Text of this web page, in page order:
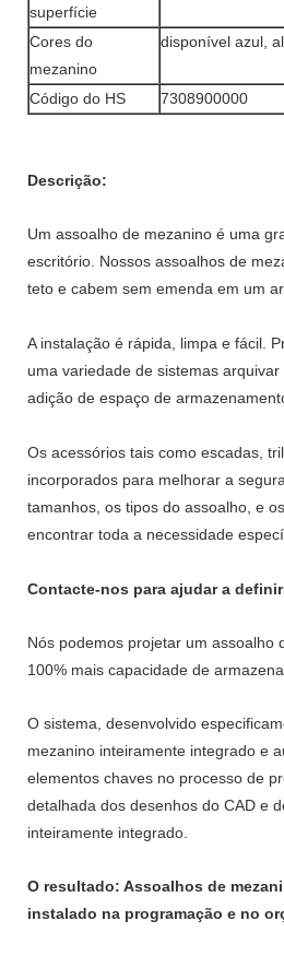
superfície
Cores do
mezanino
disponível azul,
Código do HS 7308900000
Descrição:
Um assoalho de mezanino é uma
escritório. Nossos assoalhos de
teto e cabem sem emenda em um
A instalação é rápida, limpa e fácil.
uma variedade de sistemas
adição de espaço de
Os acessórios tais como escadas,
incorporados para melhorar a
tamanhos, os tipos do assoalho, e
encontrar toda a necessidade
Contacte-nos para ajudar a
Nós podemos projetar um assoalho
100% mais capacidade de
O sistema, desenvolvido
mezanino inteiramente integrado e
elementos chaves no processo de
detalhada dos desenhos do CAD e
inteiramente integrado.
O resultado: Assoalhos de
instalado na programação e no